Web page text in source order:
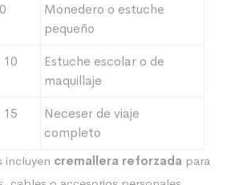
Monedero o estuche
pequeño
10
Estuche escolar o de
maquillaje
15
Neceser de viaje
completo
incluyen cremallera reforzada para